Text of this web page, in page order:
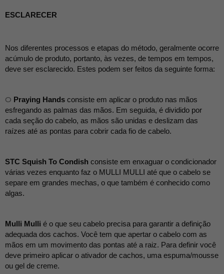
ESCLARECER
Nos diferentes processos e etapas do método, geralmente ocorre
acúmulo de produto, portanto, às vezes, de tempos em tempos,
deve ser esclarecido. Estes podem ser feitos da seguinte forma:
O Praying Hands consiste em aplicar o produto nas mãos
esfregando as palmas das mãos. Em seguida, é dividido por
cada seção do cabelo, as mãos são unidas e deslizam das
raízes até as pontas para cobrir cada fio de cabelo.
STC Squish To Condish consiste em enxaguar o condicionador
várias vezes enquanto faz o MULLI MULLI até que o cabelo se
separe em grandes mechas, o que também é conhecido como
algas.
Mulli Mulli é o que seu cabelo precisa para garantir a definição
adequada dos cachos. Você tem que apertar o cabelo com as
mãos em um movimento das pontas até a raiz. Para definir você
deve primeiro aplicar o ativador de cachos, uma espuma/mousse
ou gel de creme.